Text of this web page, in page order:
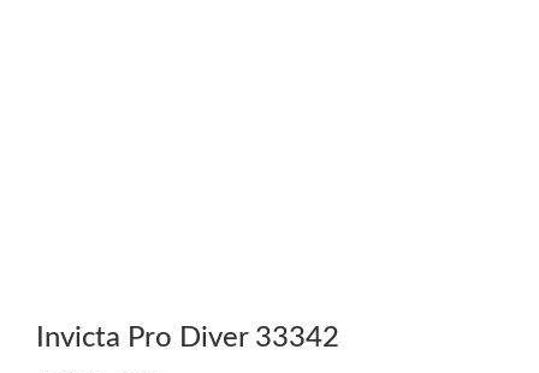
Invicta Pro Diver 33342